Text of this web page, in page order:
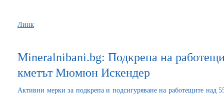
Линк
Мineralnibani.bg: Подкрепа на
кметът Мюмюн Искендер
Активни мерки за подкрепа и подсигуряване на работещите над